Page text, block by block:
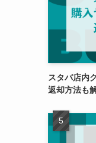
スタバ店内
返却方法も